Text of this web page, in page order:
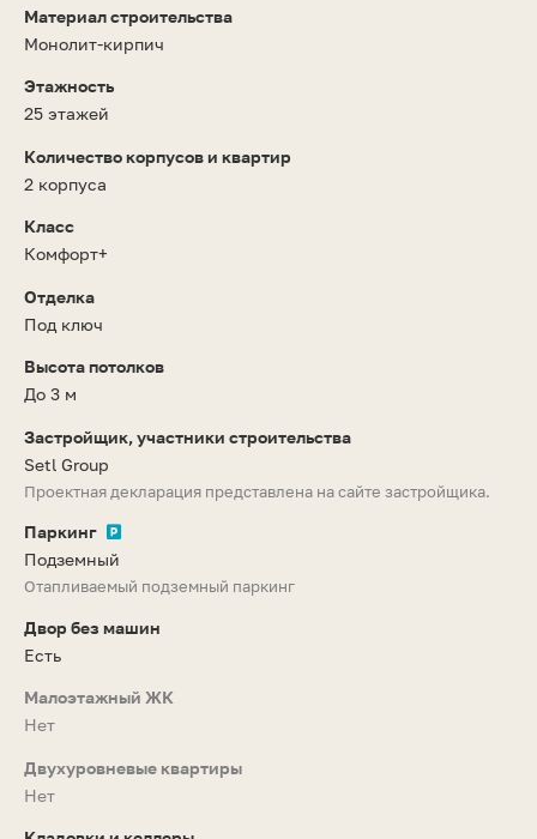
Материал строительства
Монолит-кирпич
Этажность
25 этажей
Количество корпусов и квартир
2 корпуса
Класс
Комфорт+
Отделка
Под ключ
Высота потолков
До 3 м
Застройщик, участники строительства
Setl Group
Проектная декларация представлена на сайте застройщика.
Паркинг
Подземный
Отапливаемый подземный паркинг
Двор без машин
Есть
Малоэтажный ЖК
Нет
Двухуровневые квартиры
Нет